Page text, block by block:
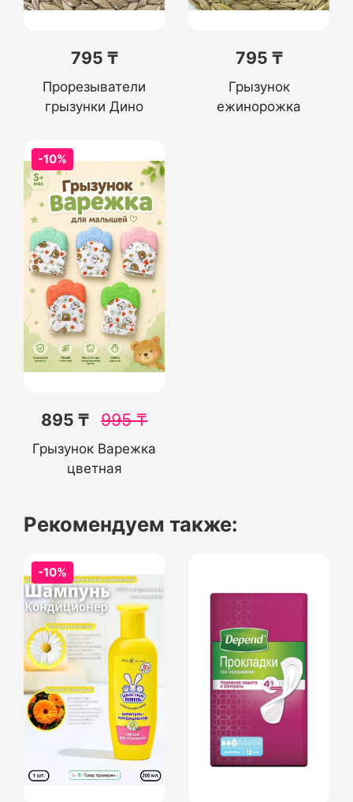
795 ₸
Прорезыватели
грызунки Дино
795 ₸
Грызунок
ежинорожка
-10%
895 ₸ 995₸
Грызунок Варежка
цветная
Рекомендуем также:
-10%